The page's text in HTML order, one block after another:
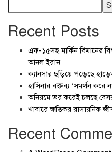
Recent Posts
এফ-১৫সহ মার্কিন বিমানের
আনল ইরান
ক্যানসার ছড়িয়ে পড়েছে
হাসিনার বক্তব্য ‘সমর্থন
অনিয়মে ভর করেই চলছে
খাবারে ক্ষতিকর রাসায়নিক
Recent